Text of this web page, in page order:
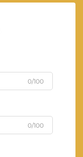
0/100
0/100